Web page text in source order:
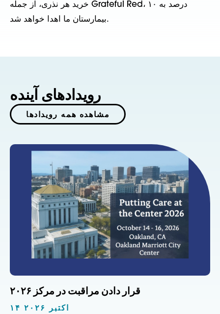
خرید هر نذری، از جمله Grateful Red، ۱۰ درصد به
بیمارستان ما اهدا خواهد شد.
رویدادهای آینده
مشاهده همه رویدادها
قرار دادن مراقبت در مرکز ۲۰۲۶
۱۴ اکتبر ۲۰۲۶